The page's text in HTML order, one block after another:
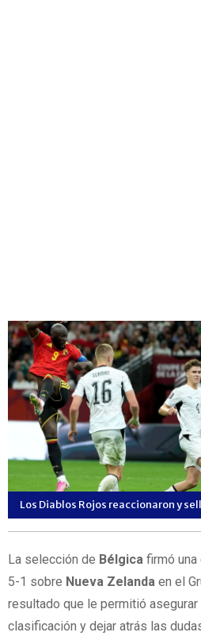
Los Diablos Rojos reaccionaron y
La selección de Bélgica firmó
5-1 sobre Nueva Zelanda en el
resultado que le permitió
clasificación y dejar atrás las